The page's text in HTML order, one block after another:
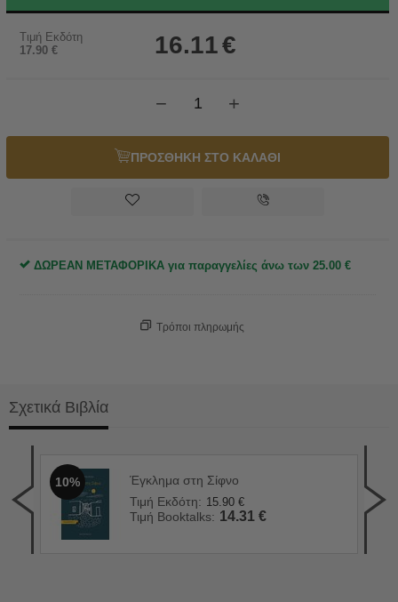
Τιμή Εκδότη
17.90 € 16.11€
+
−
ΠΡΟΣΘΗΚΗ ΣΤΟ ΚΑΛΑΘΙ
ΔΩΡΕΑΝ ΜΕΤΑΦΟΡΙΚΑ για παραγγελίες άνω των 25.00 €
Τρόποι πληρωμής
Σχετικά Βιβλία
10%
Έγκλημα στη Σίφνο
Τιμή Εκδότη: 15.90 €
Τιμή Booktalks: 14.31 €